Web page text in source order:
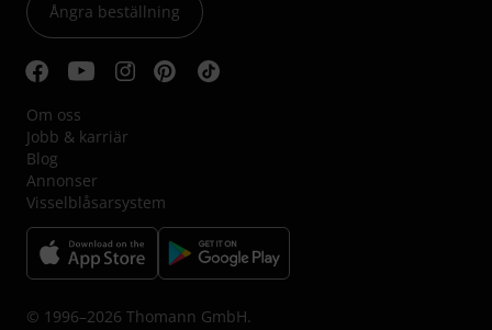
Ångra beställning
Om oss
Jobb & karriär
Blog
Annonser
Visselblåsarsystem
© 1996–2026 Thomann GmbH.